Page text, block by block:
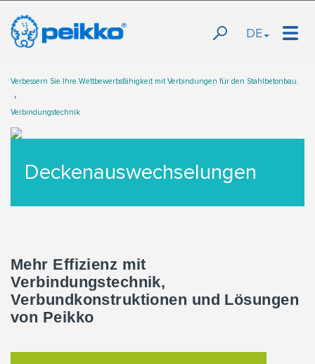
DE
Verbessern Sie Ihre Wettbewerbsfähigkeit mit Verbindungen für den Stahlbetonbau.
Verbindungstechnik
Deckenauswechselungen
Mehr Effizienz mit
Verbindungstechnik,
Verbundkonstruktionen und Lösungen
von Peikko